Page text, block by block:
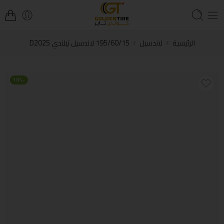
الرئيسية لاندسيل 195/60/15 لاندسيل تيلندي D2025
-10%